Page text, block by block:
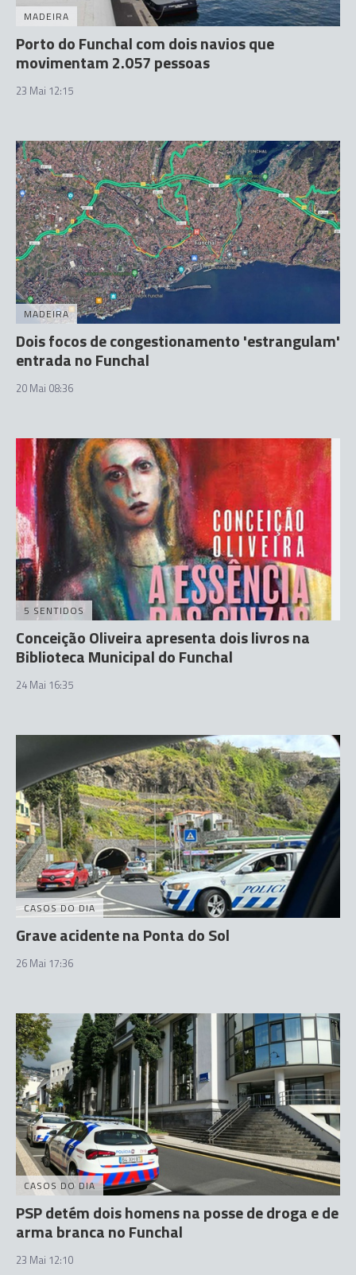
MADEIRA
Porto do Funchal com dois navios que
movimentam 2.057 pessoas
23 Mai 12:15
MADEIRA
Dois focos de congestionamento 'estrangulam'
entrada no Funchal
20 Mai 08:36
5 SENTIDOS
Conceição Oliveira apresenta dois livros na
Biblioteca Municipal do Funchal
24 Mai 16:35
CASOS DO DIA
Grave acidente na Ponta do Sol
26 Mai 17:36
CASOS DO DIA
PSP detém dois homens na posse de droga e de
arma branca no Funchal
23 Mai 12:10